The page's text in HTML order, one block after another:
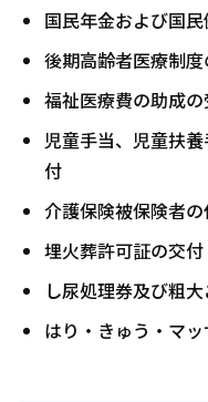
国民年金および国
後期高齢者医療制
福祉医療費の助成
児童手当、児童扶
付
介護保険被保険者
埋火葬許可証の交付
し尿処理券及び粗
はり・きゅう・マ